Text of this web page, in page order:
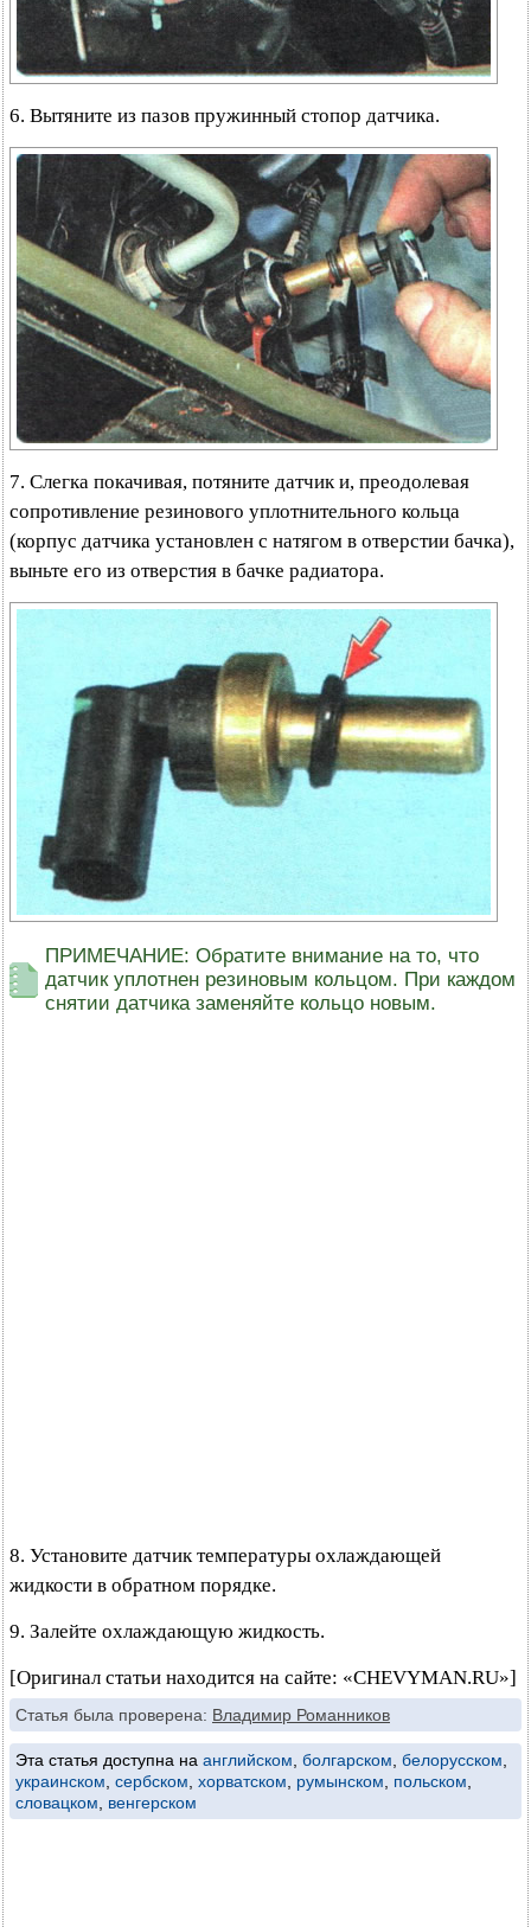
6. Вытяните из пазов пружинный стопор датчика.
7. Слегка покачивая, потяните датчик и, преодолевая
сопротивление резинового уплотнительного кольца
(корпус датчика установлен с натягом в отверстии бачка),
выньте его из отверстия в бачке радиатора.
ПРИМЕЧАНИЕ: Обратите внимание на то, что
датчик уплотнен резиновым кольцом. При каждом
снятии датчика заменяйте кольцо новым.
8. Установите датчик температуры охлаждающей
жидкости в обратном порядке.
9. Залейте охлаждающую жидкость.
[Оригинал статьи находится на сайте: «CHEVYMAN.RU»]
Статья была проверена: Владимир Романников
Эта статья доступна на английском болгарском белорусском
украинском сербском хорватском румынском польском
словацком
венгерском